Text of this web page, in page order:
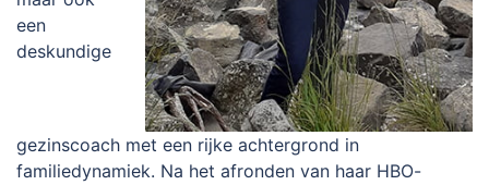
een
deskundige
gezinscoach met een rijke achtergrond in
familiedynamiek. Na het afronden van haar HBO-